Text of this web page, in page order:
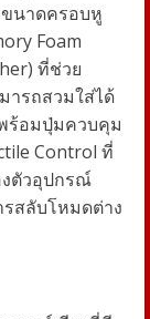
นาดครอบหู
Foam
ที่ช่วย
ารถสวมใส่ได้
ร้อมปุ่มควบคุม
Control ที่
งตัวอุปกรณ์
รสลับโหมดต่าง